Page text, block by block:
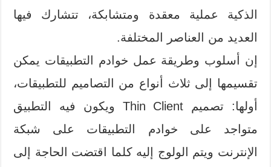
الذكية عملية معقدة ومتشابكة، تتشارك فيها
العديد من العناصر المختلفة.
إن أسلوب وطريقة عمل خوادم التطبيقات يمكن
تقسيمها إلى ثلاث أنواع من التصاميم للتطبيقات،
أولها: تصميم Thin Client ويكون فيه التطبيق
متواجد على خوادم التطبيقات على شبكة
الإنترنت ويتم الولوج إليه كلما اقتضت الحاجة إلى